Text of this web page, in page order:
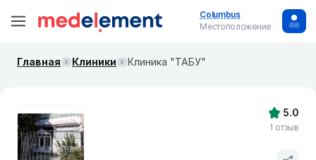
Columbus
Местоположение
Главная Клиники Клиника "ТАБУ"
5.0
1 отзыв